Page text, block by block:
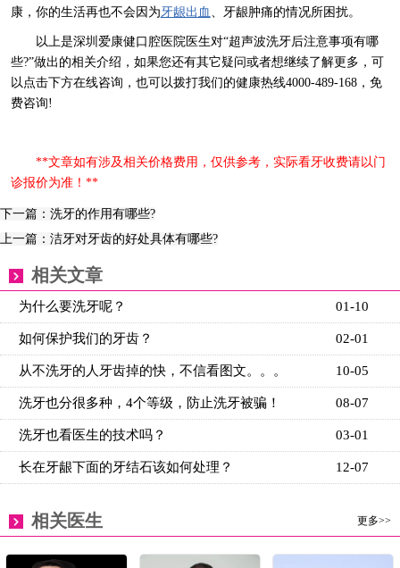
康，你的生活再也不会因为牙龈出血 、牙龈肿痛的情况所困扰。
以上是深圳爱康健口腔医院医生对“超声波洗牙后注意事项有哪
些?”做出的相关介绍，如果您还有其它疑问或者想继续了解更多，可
以点击下方在线咨询，也可以拨打我们的健康热线4000-489-168，免
费咨询!
**文章如有涉及相关价格费用，仅供参考，实际看牙收费请以门
诊报价为准！**
下一篇：洗牙的作用有哪些?
上一篇：洁牙对牙齿的好处具体有哪些?
相关文章
01-10
为什么要洗牙呢？
02-01
如何保护我们的牙齿？
10-05
从不洗牙的人牙齿掉的快，不信看图文。。。
08-07
洗牙也分很多种，4个等级，防止洗牙被骗！
03-01
洗牙也看医生的技术吗？
12-07
长在牙龈下面的牙结石该如何处理？
更多>>
相关医生